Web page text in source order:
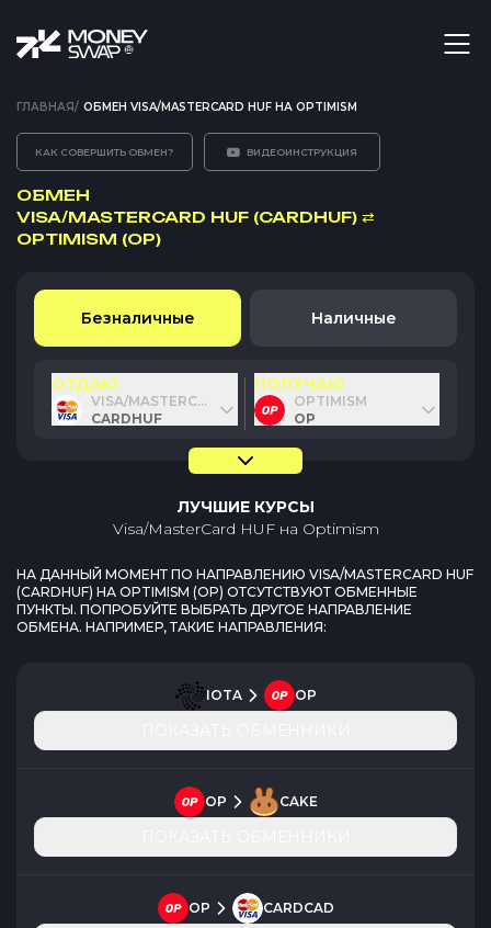
ГЛАВНАЯ/ ОБМЕН VISA/MASTERCARD HUF НА OPTIMISM
КАК СОВЕРШИТЬ ОБМЕН? ВИДЕОИНСТРУКЦИЯ
ОБМЕН
VISA/MASTERCARD HUF (CARDHUF) ⇄
OPTIMISM (OP)
Безналичные Наличные
ОТДАЮ
VISA/MASTERCARD HUF
CARDHUF
ПОЛУЧАЮ
OPTIMISM
OP
ЛУЧШИЕ КУРСЫ
Visa/MasterCard HUFна Optimism
НА ДАННЫЙ МОМЕНТ ПО НАПРАВЛЕНИЮ VISA/MASTERCARD HUF
(CARDHUF) НА OPTIMISM (OP) ОТСУТСТВУЮТ ОБМЕННЫЕ
ПУНКТЫ. ПОПРОБУЙТЕ ВЫБРАТЬ ДРУГОЕ НАПРАВЛЕНИЕ
ОБМЕНА. НАПРИМЕР, ТАКИЕ НАПРАВЛЕНИЯ:
IOTA OP
OP CAKE
OP CARDCAD